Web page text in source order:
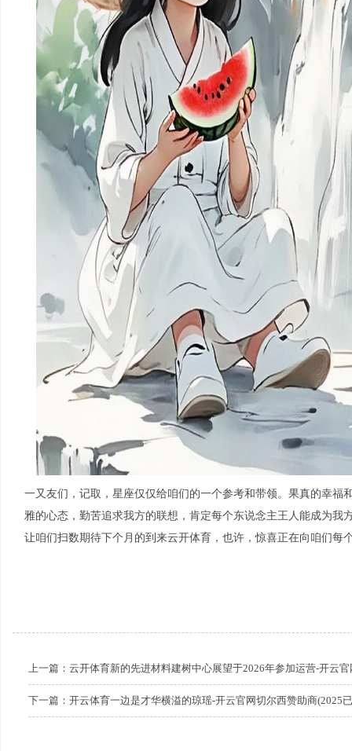
一又友们，记取，星座仅仅给咱们的一个参考和带领。果真的幸福
雅的心态，勤苦追求我方的联想，肯定每个东说念主王人能成为我
让咱们扫数期待下个月的到来云开体育，也许，惊喜正在向咱们每
上一篇： 云开体育新的先进材料建树中心展望于2026年参加运营-开云
下一篇： 开云体育一边是才华横溢的琼瑶-开云官网切尔西赞助商(2025